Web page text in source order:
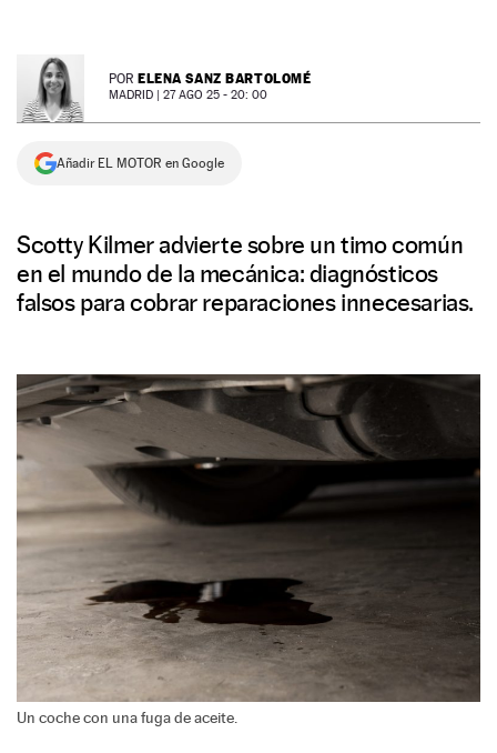
NEWSLETTER POR ELENA SANZ BARTOLOMÉ
MADRID | 27 AGO 25 - 20: 00
Añadir EL MOTOR en Google
Scotty Kilmer advierte sobre un timo común
en el mundo de la mecánica: diagnósticos
falsos para cobrar reparaciones innecesarias.
Un coche con una fuga de aceite.